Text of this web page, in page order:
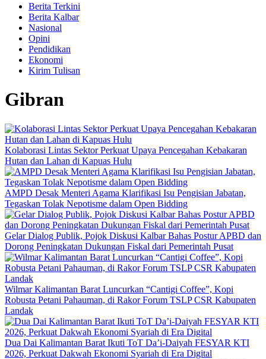
Berita Terkini
Berita Kalbar
Nasional
Opini
Pendidikan
Ekonomi
Kirim Tulisan
Gibran
Kolaborasi Lintas Sektor Perkuat Upaya Pencegahan Kebakaran
Hutan dan Lahan di Kapuas Hulu
AMPD Desak Menteri Agama Klarifikasi Isu Pengisian Jabatan,
Tegaskan Tolak Nepotisme dalam Open Bidding
Gelar Dialog Publik, Pojok Diskusi Kalbar Bahas Postur APBD dan
Dorong Peningkatan Dukungan Fiskal dari Pemerintah Pusat
Wilmar Kalimantan Barat Luncurkan “Cantigi Coffee”, Kopi
Robusta Petani Pahauman, di Rakor Forum TSLP CSR Kabupaten
Landak
Dua Dai Kalimantan Barat Ikuti ToT Da’i-Daiyah FESYAR KTI
2026, Perkuat Dakwah Ekonomi Syariah di Era Digital